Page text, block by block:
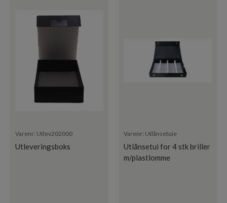
Varenr: Utlev202000
Utleveringsboks
Varenr: Utlånsetuie
Utlånsetui for 4 stk briller
m/plastlomme